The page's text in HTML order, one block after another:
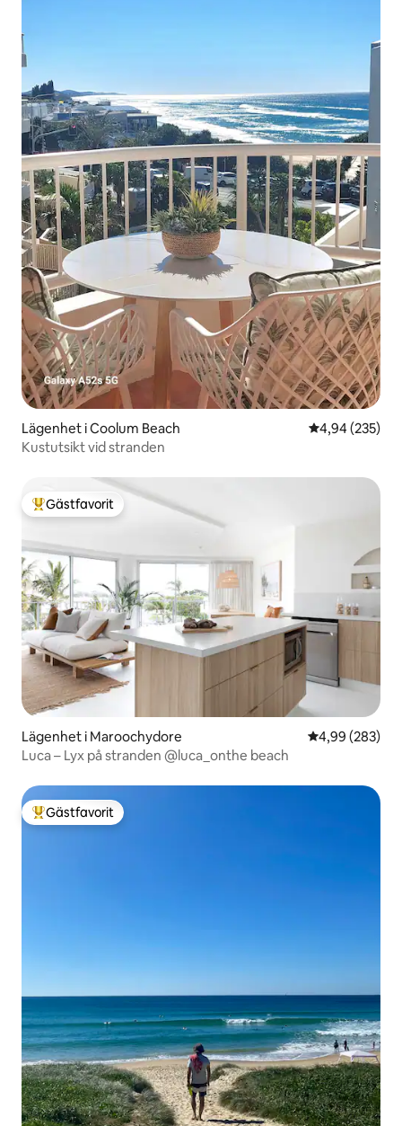
Lägenhet i Coolum Beach 4,94 av 5 i
4,94 (235)
Kustutsikt vid stranden
Populär gästfavorit
Gästfavorit
Lägenhet i Maroochydore 4,99 av 5 i
4,99 (283)
Luca – Lyx på stranden @luca_onthe beach
Populär gästfavorit
Gästfavorit